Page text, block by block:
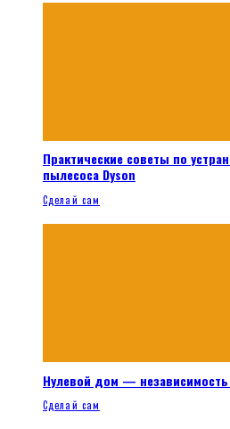
Практические советы по
пылесоса Dyson
Сделай сам
Нулевой дом — независимость
Сделай сам